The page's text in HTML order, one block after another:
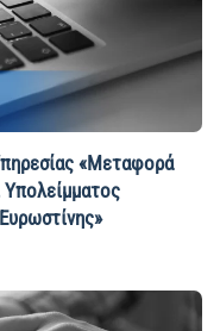
«Μεταφορά